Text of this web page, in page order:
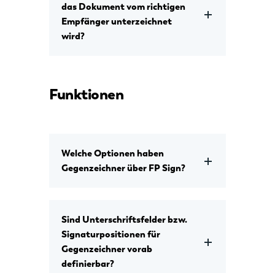
das Dokument vom richtigen
Empfänger unterzeichnet
wird?
Funktionen
Welche Optionen haben
Gegenzeichner über FP Sign?
Sind Unterschriftsfelder bzw.
Signaturpositionen für
Gegenzeichner vorab
definierbar?